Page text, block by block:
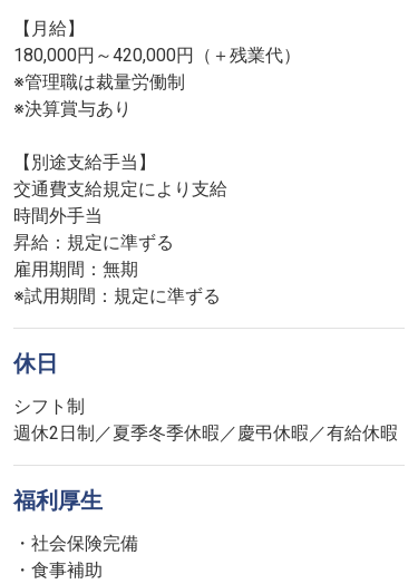
【月給】
180,000円～420,000円（＋残業代）
※管理職は裁量労働制
※決算賞与あり
【別途支給手当】
交通費支給規定により支給
時間外手当
昇給：規定に準ずる
雇用期間：無期
※試用期間：規定に準ずる
休日
シフト制
週休2日制／夏季冬季休暇／慶弔休暇／有給休暇
福利厚生
・社会保険完備
・食事補助